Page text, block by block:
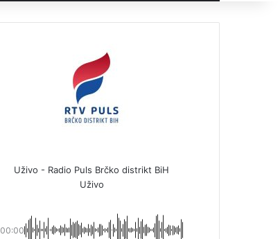
Uživo - Radio Puls Brčko distrikt BiH
Uživo
00:00